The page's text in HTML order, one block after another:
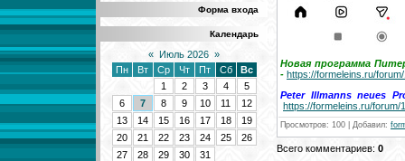
Форма входа
Календарь
« Июль 2026 »
Пн
Вт Ср Чт Пт Сб
Вс
1
2 3 4
5
6
7 8 9 10 11
12
13
14 15 16 17 18
19
20
21 22 23 24 25
26
27
28 29 30 31
Новая программа
- https://formeleins.ru/
Peter Illmanns neues
https://formeleins.ru/forum/
Просмотров: 100 | Добавил:
Всего комментариев: 0